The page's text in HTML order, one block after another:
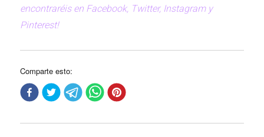
encontraréis en Facebook, Twitter, Instagram y
Pinterest!
Comparte esto: